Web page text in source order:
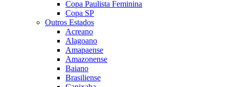
Copa Paulista Feminina
Copa SP
Outros Estados
Acreano
Alagoano
Amapaense
Amazonense
Baiano
Brasiliense